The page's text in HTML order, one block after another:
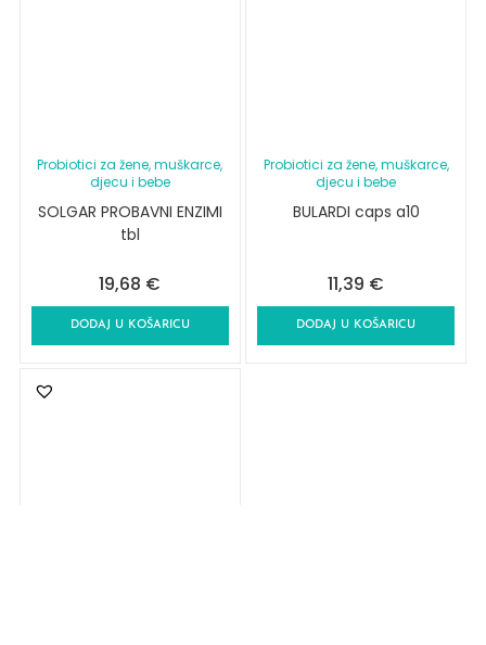
Probiotici za žene, muškarce,
djecu i bebe
SOLGAR PROBAVNI ENZIMI
tbl
19,68 €
DODAJ U KOŠARICU
Probiotici za žene, muškarce,
djecu i bebe
BULARDI caps a10
11,39 €
DODAJ U KOŠARICU